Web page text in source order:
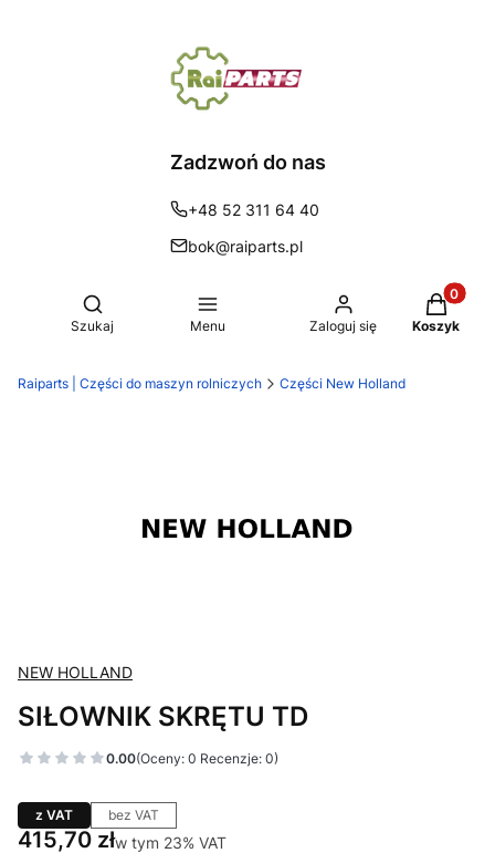
Zadzwoń do nas
+48 52 311 64 40
bok@raiparts.pl
Otwórz wyszukiwarkę
Szukaj Menu Zaloguj się Koszyk
Raiparts | Części do maszyn rolniczych Części New Holland
NEW HOLLAND
SIŁOWNIK SKRĘTU TD
0.00(Oceny: 0 Recenzje: 0)
z VAT bez VAT
Cena
415,70 złw tym 23% VAT
w tym 23% VAT